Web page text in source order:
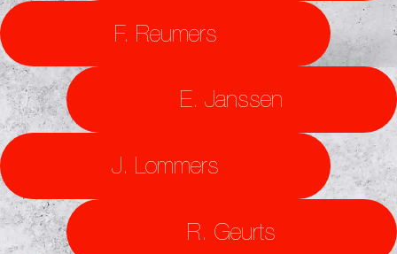
F. Reumers
E. Janssen
J. Lommers
R. Geurts